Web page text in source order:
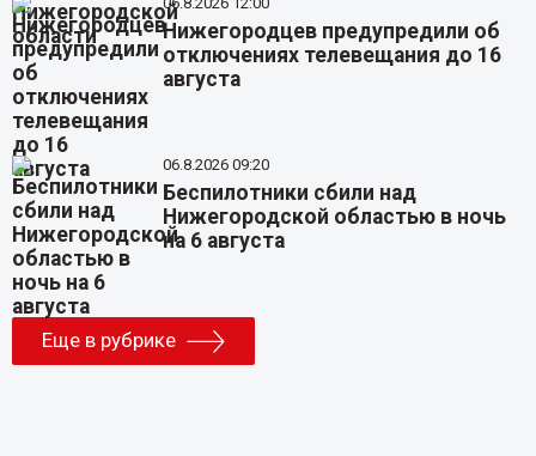
Нижегородцев предупредили об
отключениях телевещания до 16
августа
06.8.2026 09:20
Беспилотники сбили над
Нижегородской областью в ночь
на 6 августа
Еще в рубрике